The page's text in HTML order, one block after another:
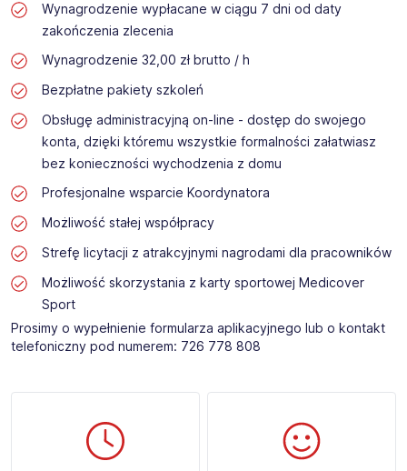
Wynagrodzenie wypłacane w ciągu 7 dni od daty
zakończenia zlecenia
Wynagrodzenie 32,00 zł brutto / h
Bezpłatne pakiety szkoleń
Obsługę administracyjną on-line - dostęp do swojego
konta, dzięki któremu wszystkie formalności załatwiasz
bez konieczności wychodzenia z domu
Profesjonalne wsparcie Koordynatora
Możliwość stałej współpracy
Strefę licytacji z atrakcyjnymi nagrodami dla pracowników
Możliwość skorzystania z karty sportowej Medicover
Sport
Prosimy o wypełnienie formularza aplikacyjnego lub o kontakt
telefoniczny pod numerem: 726 778 808 ​